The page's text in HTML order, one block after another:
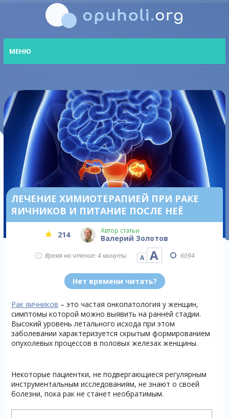
МЕНЮ
ЛЕЧЕНИЕ ХИМИОТЕРАПИЕЙ ПРИ РАКЕ
ЯИЧНИКОВ И ПИТАНИЕ ПОСЛЕ НЕЁ
214 Автор статьи
Валерий Золотов
Время на чтение: 4 минуты А А 6094
Нет времени читать?
Рак яичников – это частая онкопатология у женщин,
симптомы которой можно выявить на ранней стадии.
Высокий уровень летального исхода при этом
заболевании характеризуется скрытым формированием
опухолевых процессов в половых железах женщины.
Некоторые пациентки, не подвергающиеся регулярным
инструментальным исследованиям, не знают о своей
болезни, пока рак не станет необратимым.